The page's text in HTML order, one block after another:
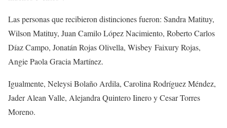
Las personas que recibieron distinciones fueron: Sandra Matituy,
Wilson Matituy, Juan Camilo López Nacimiento, Roberto Carlos
Díaz Campo, Jonatán Rojas Olivella, Wisbey Faixury Rojas,
Angie Paola Gracia Martínez.
Igualmente, Neleysi Bolaño Ardila, Carolina Rodríguez Méndez,
Jader Alean Valle, Alejandra Quintero Iinero y Cesar Torres
Moreno.